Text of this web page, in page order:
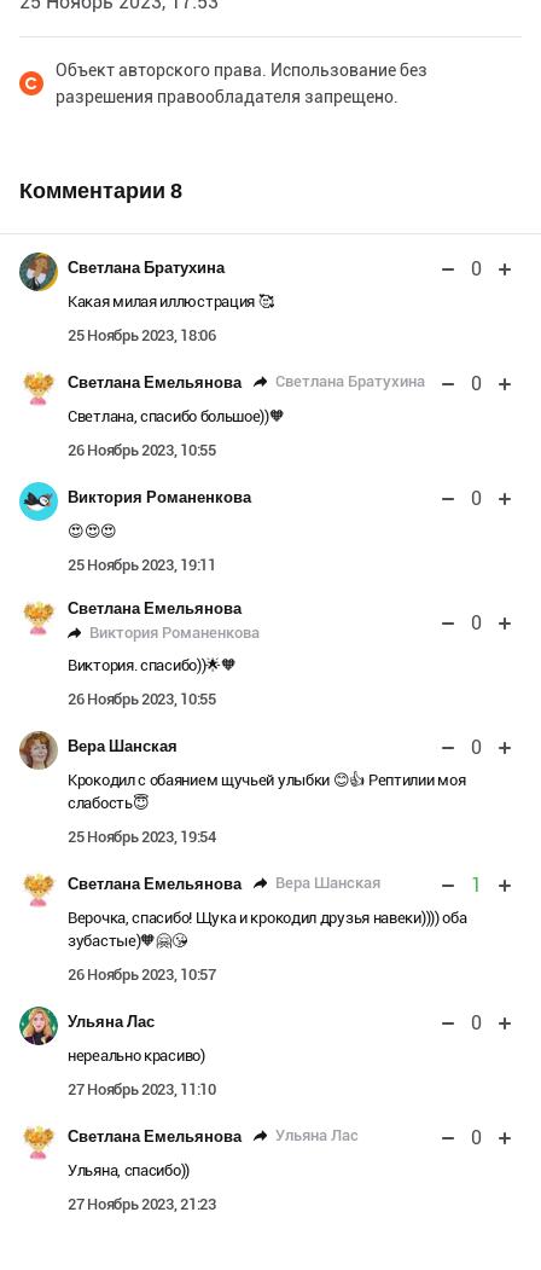
Объект авторского права. Использование без
разрешения правообладателя запрещено.
Комментарии 8
Светлана Братухина 0
Какая милая иллюстрация 🥰
25 Ноябрь 2023, 18:06
Светлана Емельянова Светлана Братухина 0
Светлана, спасибо большое))🧡
26 Ноябрь 2023, 10:55
Виктория Романенкова 0
😍😍😍
25 Ноябрь 2023, 19:11
Светлана Емельянова
Виктория Романенкова
0
Виктория. спасибо))🌟🧡
26 Ноябрь 2023, 10:55
Вера Шанская 0
Крокодил с обаянием щучьей улыбки 😊👍 Рептилии моя
слабость😇
25 Ноябрь 2023, 19:54
Светлана Емельянова Вера Шанская 1
Верочка, спасибо! Щука и крокодил друзья навеки)))) оба
зубастые)🧡🤗😘
26 Ноябрь 2023, 10:57
Ульяна Лас 0
нереально красиво)
27 Ноябрь 2023, 11:10
Светлана Емельянова Ульяна Лас 0
Ульяна, спасибо))
27 Ноябрь 2023, 21:23